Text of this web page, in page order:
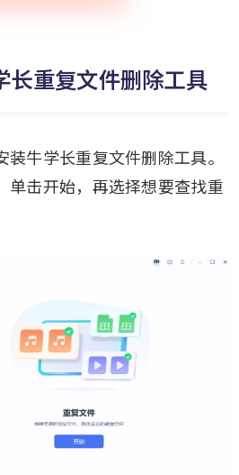
长重复文件删除工具
牛学长重复文件删除工具。
击开始，再选择想要查找重